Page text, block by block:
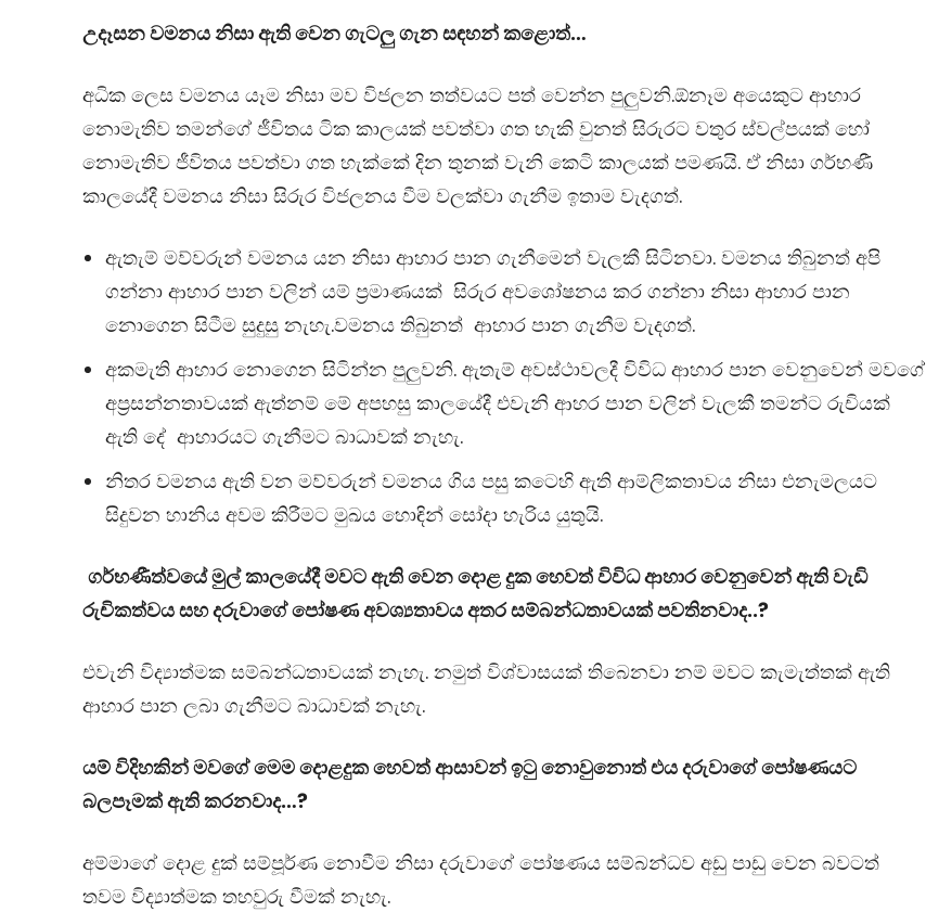
උදෑසන වමනය නිසා ඇති වෙන ගැටලු ගැන සඳහන් කළොත්…
අධික ලෙස වමනය යෑම නිසා මව විජලන තත්වයට පත් වෙන්න පුලුවනි.ඕනෑම අයෙකුට ආහාර
නොමැතිව තමන්ගේ ජීවිතය ටික කාලයක් පවත්වා ගත හැකි වුනත් සිරුරට වතුර ස්වල්පයක් හෝ
නොමැතිව ජීවිතය පවත්වා ගත හැක්කේ දින තුනක් වැනි කෙටි කාලයක් පමණයි. ඒ නිසා ගර්භණී
කාලයේදී වමනය නිසා සිරුර විජලනය වීම වලක්වා ගැනීම ඉතාම වැදගත්.
ඇතැම් මව්වරුන් වමනය යන නිසා ආහාර පාන ගැනීමෙන් වැලකී සිටිනවා. වමනය තිබුනත් අපි
ගන්නා ආහාර පාන වලින් යම් ප්‍රමාණයක් සිරුර අවශෝෂනය කර ගන්නා නිසා ආහාර පාන
නොගෙන සිටීම සුදුසු නැහැ.වමනය තිබුනත් ආහාර පාන ගැනීම වැදගත්.
අකමැති ආහාර නොගෙන සිටින්න පුලුවනි. ඇතැම් අවස්ථාවලදී විවිධ ආහාර පාන වෙනුවෙන් මවගේ
අප්‍රසන්නතාවයක් ඇත්නම් මේ අපහසු කාලයේදී එවැනි ආහර පාන වලින් වැලකී තමන්ට රුචියක්
ඇති දේ ආහාරයට ගැනීමට බාධාවක් නැහැ.
නිතර වමනය ඇති වන මව්වරුන් වමනය ගිය පසු කටෙහි ඇති ආම්ලිකතාවය නිසා එනැමලයට
සිදුවන හානිය අවම කිරීමට මුඛය හොඳින් සෝදා හැරිය යුතුයි.
ගර්භණීත්වයේ මුල් කාලයේදී මවට ඇති වෙන දොළ දුක හෙවත් විවිධ ආහාර වෙනුවෙන් ඇති වැඩි
රුචිකත්වය සහ දරුවාගේ පෝෂණ අවශ්‍යතාවය අතර සම්බන්ධතාවයක් පවතිනවාද..?
එවැනි විද්‍යාත්මක සම්බන්ධතාවයක් නැහැ. නමුත් විශ්වාසයක් තිබෙනවා නම් මවට කැමැත්තක් ඇති
ආහාර පාන ලබා ගැනීමට බාධාවක් නැහැ.
යම් විදිහකින් මවගේ මෙම දොළදුක හෙවත් ආසාවන් ඉටු නොවුනොත් එය දරුවාගේ පෝෂණයට
බලපෑමක් ඇති කරනවාද…?
අම්මාගේ දොළ දුක් සම්පූර්ණ නොවීම නිසා දරුවාගේ පෝෂණය සම්බන්ධව අඩු පාඩු වෙන බවටත්
තවම විද්‍යාත්මක තහවුරු වීමක් නැහැ.